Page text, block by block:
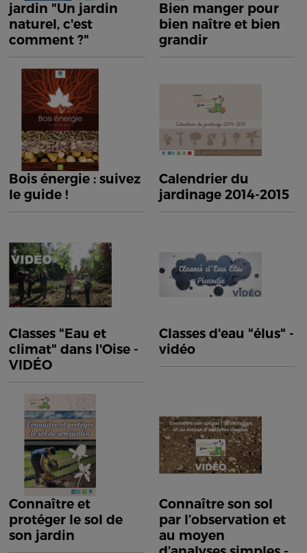
jardin "Un jardin
naturel, c'est
comment ?"
Bien manger pour
bien naître et bien
grandir
Bois énergie : suivez
le guide !
Calendrier du
jardinage 2014-2015
Classes "Eau et
climat" dans l'Oise -
VIDÉO
Classes d'eau "élus" -
vidéo
Connaître et
protéger le sol de
son jardin
Connaître son sol
par l’observation et
au moyen